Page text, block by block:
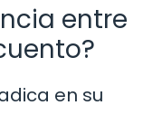
entre
en su